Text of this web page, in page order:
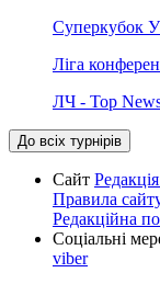
Суперкубок
Ліга
ЛЧ - Top
До всіх турнірів
Сайт Редакція
Правила
Редакційна
Соціальні
viber